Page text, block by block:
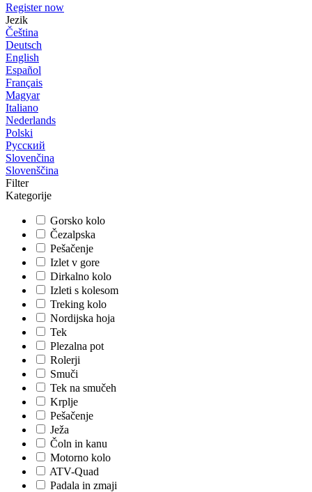
Register now
Jezik
Čeština
Deutsch
English
Español
Français
Magyar
Italiano
Nederlands
Polski
Русский
Slovenčina
Slovenščina
Filter
Kategorije
Gorsko kolo
Čezalpska
Pešačenje
Izlet v gore
Dirkalno kolo
Izleti s kolesom
Treking kolo
Nordijska hoja
Tek
Plezalna pot
Rolerji
Smuči
Tek na smučeh
Krplje
Pešačenje
Ježa
Čoln in kanu
Motorno kolo
ATV-Quad
Padala in zmaji